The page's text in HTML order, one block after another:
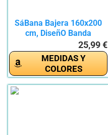
SáBana Bajera 160x200
cm, DiseñO Banda
25,99 €
MEDIDAS Y
COLORES